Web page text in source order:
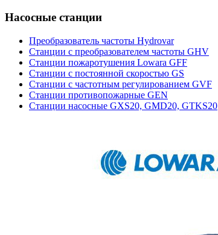
Насосные станции
Преобразователь частоты Hydrovar
Станции с преобразователем частоты GHV
Станции пожаротушения Lowara GFF
Станции с постоянной скоростью GS
Станции с частотным регулированием GVF
Станции противопожарные GEN
Станции насосные GXS20, GMD20, GTKS20